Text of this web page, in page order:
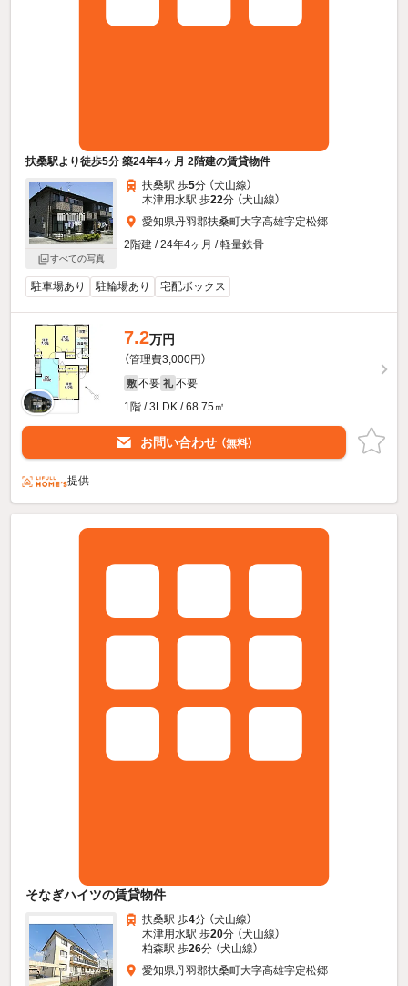
扶桑駅より徒歩5分 築24年4ヶ月 2階建の賃貸物件
すべての写真
扶桑駅 歩5分 （犬山線）
木津用水駅 歩22分 （犬山線）
愛知県丹羽郡扶桑町大字高雄字定松郷
2階建 / 24年4ヶ月 / 軽量鉄骨
駐車場あり 駐輪場あり 宅配ボックス
7.2万円
（管理費3,000円）
敷 不要 礼 不要
1階 / 3LDK / 68.75㎡
お問い合わせ （無料）
提供
そなぎハイツの賃貸物件
扶桑駅 歩4分 （犬山線）
木津用水駅 歩20分 （犬山線）
柏森駅 歩26分 （犬山線）
愛知県丹羽郡扶桑町大字高雄字定松郷